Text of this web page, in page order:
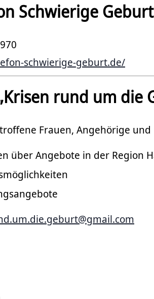
Schwierige Geburt
schwierige-geburt.de/
rund um die
Frauen, Angehörige und
über Angebote in der Region